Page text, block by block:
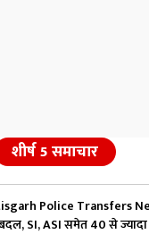
शीर्ष 5 समाचार
Police Transfers
SI, ASI समेत 40 से ज्यादा